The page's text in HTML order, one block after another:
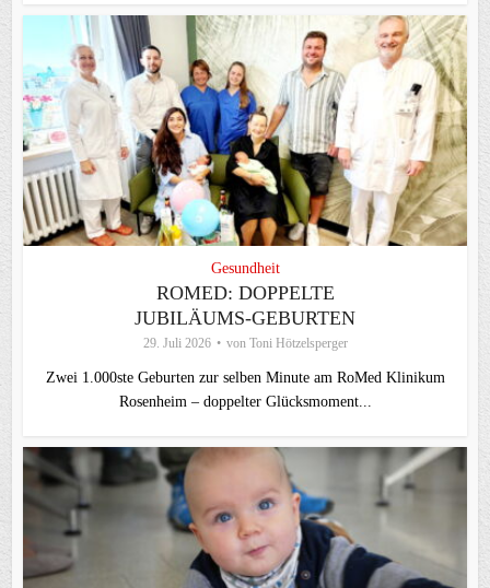
Gesundheit
ROMED: DOPPELTE
JUBILÄUMS-GEBURTEN
29. Juli 2026 von Toni Hötzelsperger
Zwei 1.000ste Geburten zur selben Minute am RoMed Klinikum
Rosenheim – doppelter Glücksmoment...